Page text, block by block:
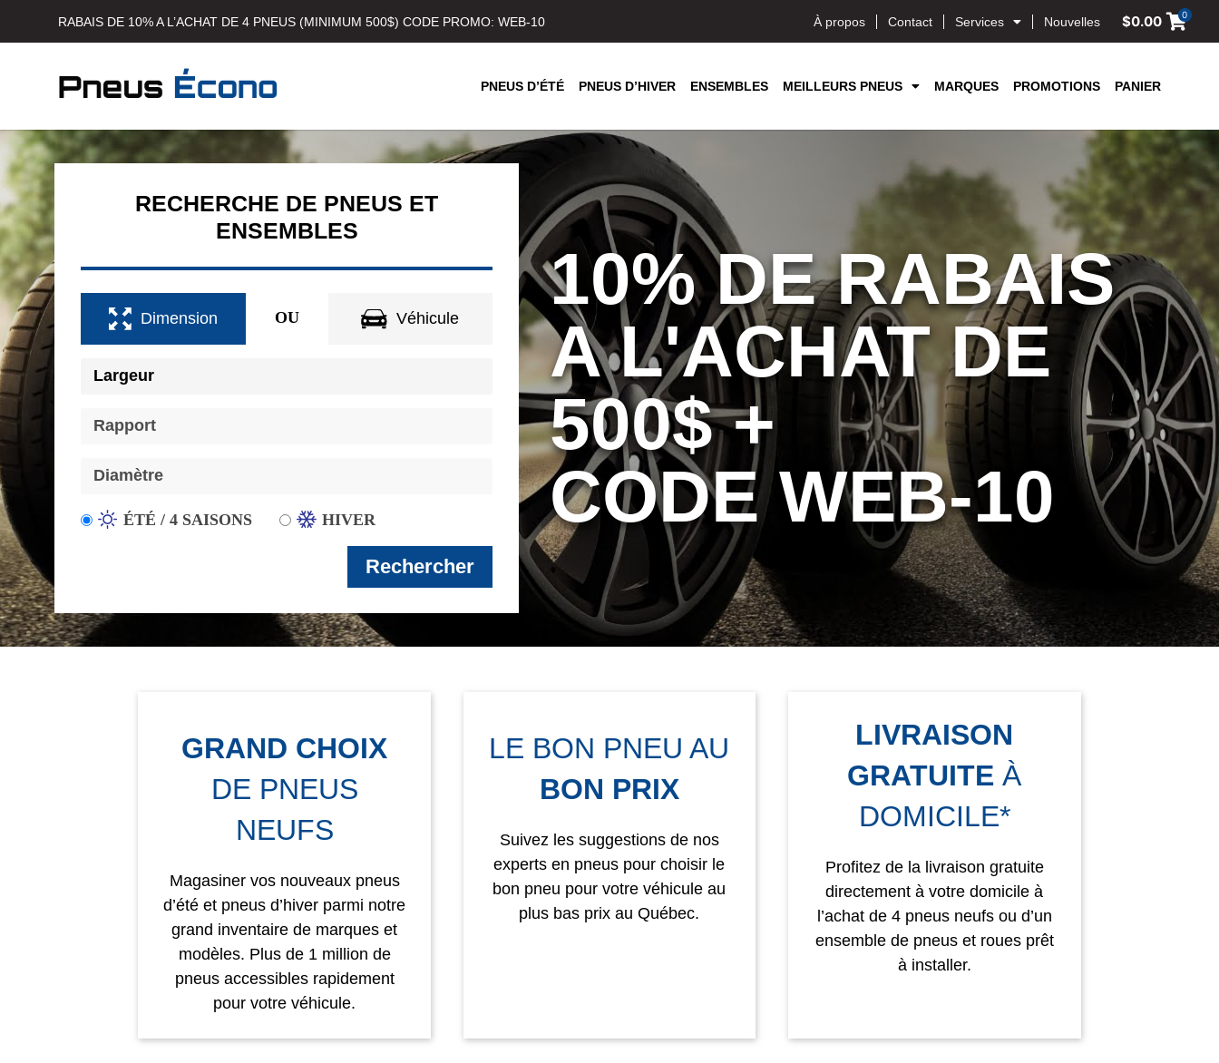
RABAIS DE 10% A L’ACHAT DE 4 PNEUS (MINIMUM 500$) CODE PROMO: WEB-10 À propos Contact Services Nouvelles $0.00 0
PNEUS D’ÉTÉ PNEUS D’HIVER ENSEMBLES MEILLEURS PNEUS MARQUES PROMOTIONS PANIER
RECHERCHE DE PNEUS ET
ENSEMBLES
Dimension Véhicule
ÉTÉ / 4 SAISONS HIVER
Rechercher
10% DE RABAIS
A L'ACHAT DE
500$ +
CODE WEB-10
GRAND CHOIX
DE PNEUS
NEUFS
Magasiner vos nouveaux pneus
d’été et pneus d’hiver parmi notre
grand inventaire de marques et
modèles. Plus de 1 million de
pneus accessibles rapidement
pour votre véhicule.
LE BON PNEU AU
BON PRIX
Suivez les suggestions de nos
experts en pneus pour choisir le
bon pneu pour votre véhicule au
plus bas prix au Québec.
LIVRAISON
GRATUITEÀ
DOMICILE*
Profitez de la livraison gratuite
directement à votre domicile à
l’achat de 4 pneus neufs ou d’un
ensemble de pneus et roues prêt
à installer.